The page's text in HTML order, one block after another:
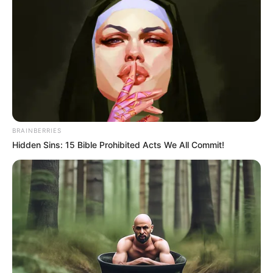
A bejelentés egyértelművé tette, hogy dr. Berta
Adrienn nemcsak az EXIM Bank Zrt.-nél, hanem a
MEHIB Zrt.-nél betöltött vezetői pozícióját is
BRAINBERRIES
Hidden Sins: 15 Bible Prohibited Acts We All Commit!